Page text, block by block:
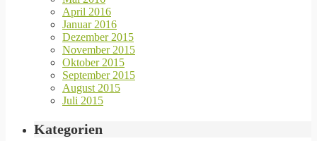
April 2016
Januar 2016
Dezember 2015
November 2015
Oktober 2015
September 2015
August 2015
Juli 2015
Kategorien